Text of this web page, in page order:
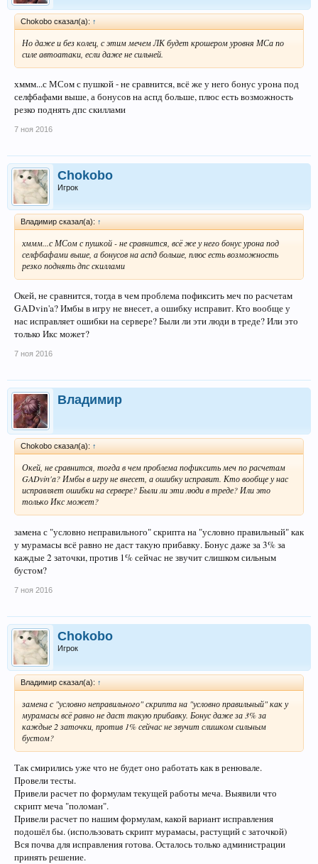
Chokobo сказал(а): ↑
Но даже и без колец, с этим мечем ЛК будет крошером уровня МСа по
силе автоатаки, если даже не сильней.
хммм...с МСом с пушкой - не сравнится, всё же у него бонус урона под
селфбафами выше, а бонусов на аспд больше, плюс есть возможность
резко поднять дпс скиллами
7 ноя 2016
Chokobo
Игрок
Владимир сказал(а): ↑
хммм...с МСом с пушкой - не сравнится, всё же у него бонус урона под
селфбафами выше, а бонусов на аспд больше, плюс есть возможность
резко поднять дпс скиллами
Окей, не сравнится, тогда в чем проблема пофиксить меч по расчетам
GADvin'a? Имбы в игру не внесет, а ошибку исправит. Кто вообще у
нас исправляет ошибки на сервере? Были ли эти люди в треде? Или это
только Икс может?
7 ноя 2016
Владимир
Chokobo сказал(а): ↑
Окей, не сравнится, тогда в чем проблема пофиксить меч по расчетам
GADvin'a? Имбы в игру не внесет, а ошибку исправит. Кто вообще у нас
исправляет ошибки на сервере? Были ли эти люди в треде? Или это
только Икс может?
замена с "условно неправильного" скрипта на "условно правильный" как
у мурамасы всё равно не даст такую прибавку. Бонус даже за 3% за
каждые 2 заточки, против 1% сейчас не звучит слишком сильным
бустом?
7 ноя 2016
Chokobo
Игрок
Владимир сказал(а): ↑
замена с "условно неправильного" скрипта на "условно правильный" как у
мурамасы всё равно не даст такую прибавку. Бонус даже за 3% за
каждые 2 заточки, против 1% сейчас не звучит слишком сильным
бустом?
Так смирились уже что не будет оно работать как в ренювале.
Провели тесты.
Привели расчет по формулам текущей работы меча. Выявили что
скрипт меча "поломан".
Привели расчет по нашим формулам, какой вариант исправления
подошёл бы. (использовать скрипт мурамасы, растущий с заточкой)
Вся почва для исправления готова. Осталось только администрации
принять решение.